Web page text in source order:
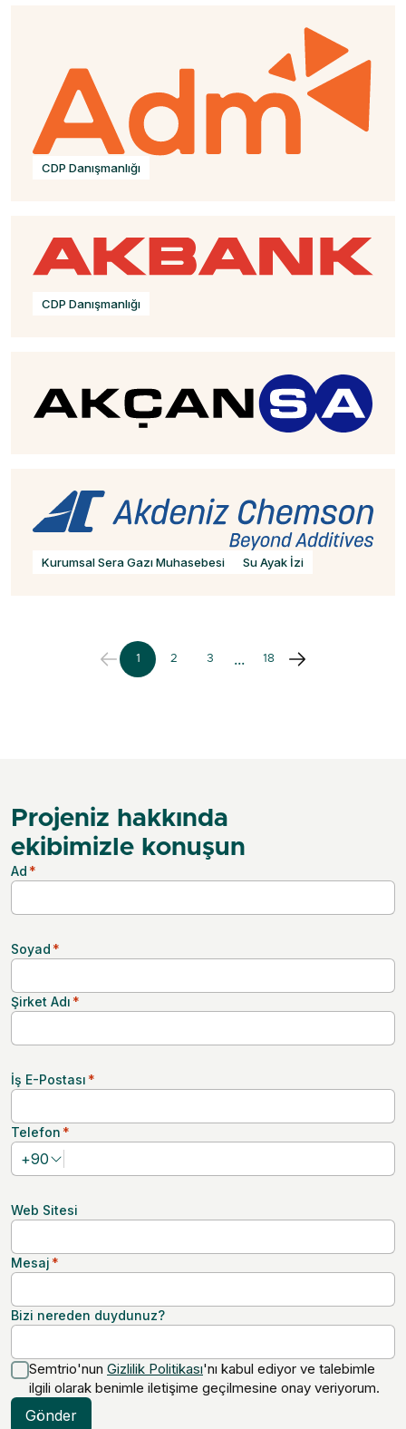
CDP Danışmanlığı
CDP Danışmanlığı
Kurumsal Sera Gazı Muhasebesi Su Ayak İzi
1 2 3 … 18
Projeniz hakkında
ekibimizle konuşun
Ad *
Soyad *
Şirket Adı *
İş E-Postası *
Telefon *
+90
Web Sitesi
Mesaj *
Bizi nereden duydunuz?
Semtrio'nun Gizlilik Politikası'nı kabul ediyor ve talebimle
ilgili olarak benimle iletişime geçilmesine onay veriyorum.
Gönder